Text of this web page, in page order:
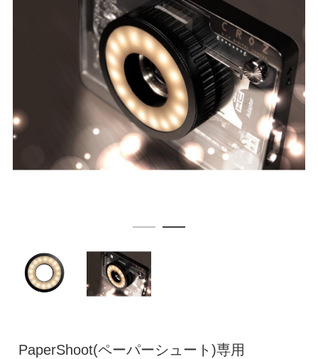
PaperShoot(ペーパーシュート)専用